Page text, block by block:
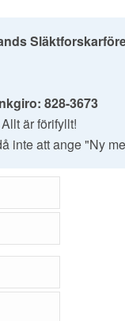
828-3673
är förifyllt!
inte att ange "Ny